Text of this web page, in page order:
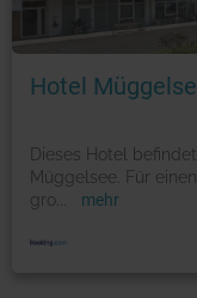
Hotel
Dieses Hotel
Müggelsee. Für
gro
mehr